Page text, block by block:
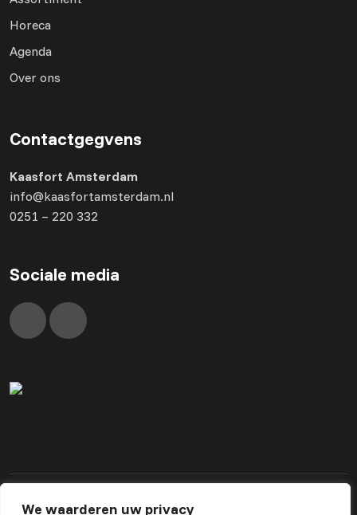
We waarderen uw privacy
Horeca
Agenda
Over ons
Contactgegvens
Kaasfort Amsterdam
info@kaasfortamsterdam.nl
0251 – 220 332
Sociale media